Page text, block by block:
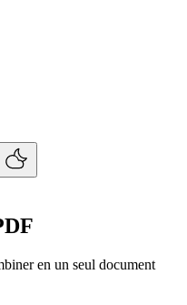
en un seul document